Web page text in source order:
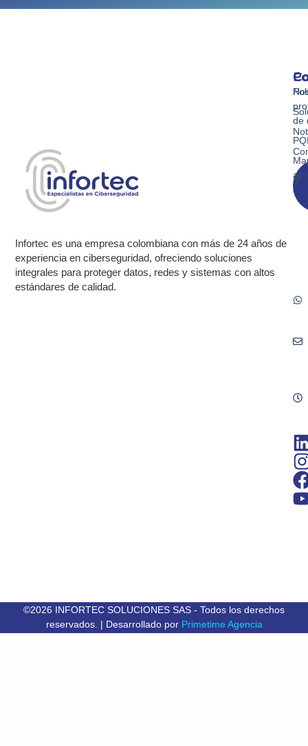
Infortec es una empresa colombiana con más de 24 años de
experiencia en ciberseguridad, ofreciendo soluciones
integrales para proteger datos, redes y sistemas con altos
estándares de calidad.
de
©2026 INFORTEC SOLUCIONES SAS - Todos los derechos
reservados. | Desarrollado por Primetime Agencia